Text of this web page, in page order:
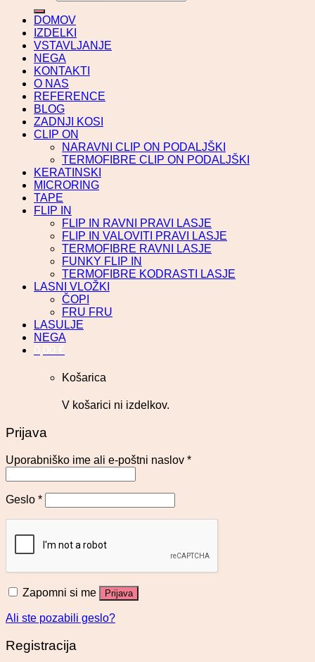
DOMOV
IZDELKI
VSTAVLJANJE
NEGA
KONTAKTI
O NAS
REFERENCE
BLOG
ZADNJI KOSI
CLIP ON
NARAVNI CLIP ON PODALJŠKI
TERMOFIBRE CLIP ON PODALJŠKI
KERATINSKI
MICRORING
TAPE
FLIP IN
FLIP IN RAVNI PRAVI LASJE
FLIP IN VALOVITI PRAVI LASJE
TERMOFIBRE RAVNI LASJE
FUNKY FLIP IN
TERMOFIBRE KODRASTI LASJE
LASNI VLOŽKI
ČOPI
FRU FRU
LASULJE
NEGA
0,00 €
Košarica
V košarici ni izdelkov.
Prijava
Uporabniško ime ali e-poštni naslov *
Geslo *
Zapomni si me Prijava
Ali ste pozabili geslo?
Registracija